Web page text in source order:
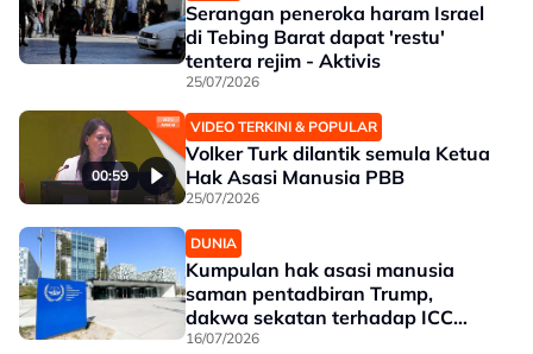
Serangan peneroka haram Israel
di Tebing Barat dapat 'restu'
tentera rejim - Aktivis
25/07/2026
00:59
VIDEO TERKINI & POPULAR
Volker Turk dilantik semula Ketua
Hak Asasi Manusia PBB
25/07/2026
DUNIA
Kumpulan hak asasi manusia
saman pentadbiran Trump,
dakwa sekatan terhadap ICC
langgar perlembagaan AS
16/07/2026